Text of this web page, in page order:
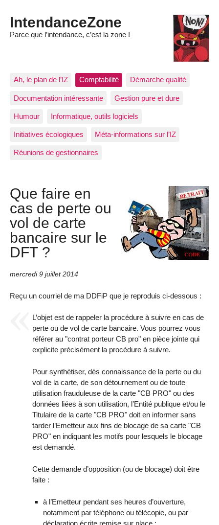
IntendanceZone
Parce que l’intendance, c’est la zone !
Ah, le plan de l’IZ Comptabilité Démarche qualité
Documentation intéressante Gestion pure et dure
Humour Informatique, outils logiciels
Initiatives écologiques Méta-informations sur l’IZ
Réunions de gestionnaires
Que faire en
cas de perte ou
vol de carte
bancaire sur le
DFT ?
mercredi 9 juillet 2014
Reçu un courriel de ma DDFiP que je reproduis ci-dessous :
L’objet est de rappeler la procédure à suivre en cas de
perte ou de vol de carte bancaire. Vous pourrez vous
référer au "contrat porteur CB pro" en pièce jointe qui
explicite précisément la procédure à suivre.
Pour synthétiser, dès connaissance de la perte ou du
vol de la carte, de son détournement ou de toute
utilisation frauduleuse de la carte "CB PRO" ou des
données liées à son utilisation, l’Entité publique et/ou le
Titulaire de la carte "CB PRO" doit en informer sans
tarder l’Emetteur aux fins de blocage de sa carte "CB
PRO" en indiquant les motifs pour lesquels le blocage
est demandé.
Cette demande d’opposition (ou de blocage) doit être
faite :
à l’Emetteur pendant ses heures d’ouverture,
notamment par téléphone ou télécopie, ou par
déclaration écrite remise sur place ;